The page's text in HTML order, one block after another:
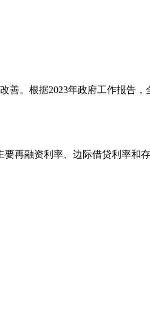
。根据2023年政府工作报告，
再融资利率、边际借贷利率和存